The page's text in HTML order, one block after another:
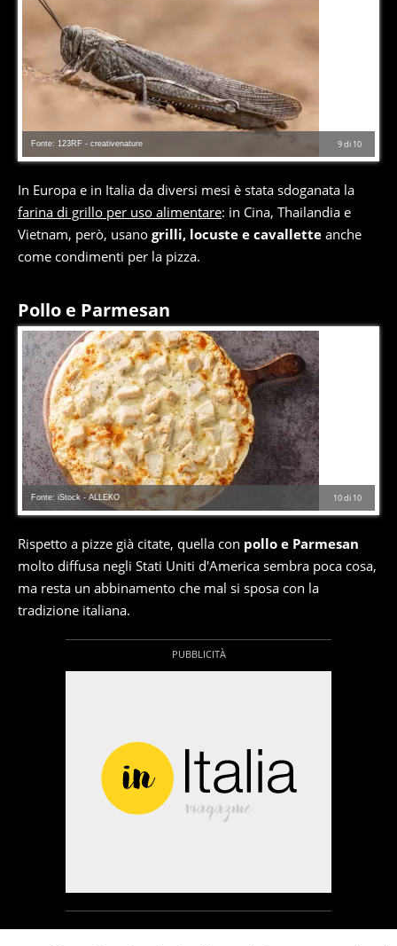
9di 10
Fonte: 123RF - creativenature
In Europa e in Italia da diversi mesi è stata sdoganata la
farina di grillo per uso alimentare: in Cina, Thailandia e
Vietnam, però, usano grilli, locuste e cavallette anche
come condimenti per la pizza.
Pollo e Parmesan
10di 10
Fonte: iStock - ALLEKO
Rispetto a pizze già citate, quella con pollo e Parmesan
molto diffusa negli Stati Uniti d'America sembra poca cosa,
ma resta un abbinamento che mal si sposa con la
tradizione italiana.